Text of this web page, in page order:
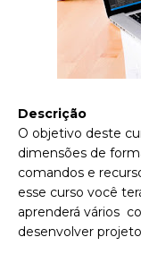
Descrição
O objetivo deste
dimensões de
comandos e
esse curso você
aprenderá vários
desenvolver